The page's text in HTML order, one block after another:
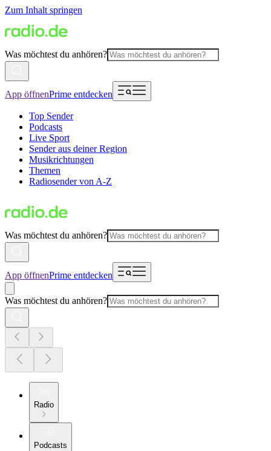
Zum Inhalt springen
Was möchtest du anhören?
App öffnenPrime entdecken
Top Sender
Podcasts
Live Sport
Sender aus deiner Region
Musikrichtungen
Themen
Radiosender von A-Z
Was möchtest du anhören?
App öffnenPrime entdecken
Was möchtest du anhören?
Radio
Podcasts